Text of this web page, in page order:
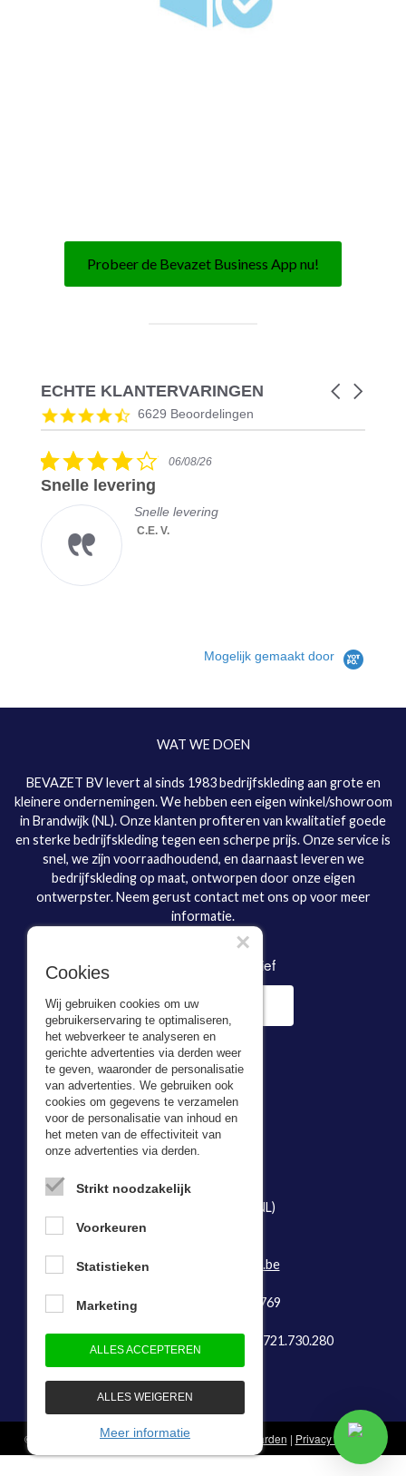
Probeer de Bevazet Business App nu!
ECHTE KLANTERVARINGEN
Reviews
carousel
Carousel
4.5
star
6629 Beoordelingen
4.006/08/26
Snelle levering
Snelle levering
C.E. V.
Mogelijk gemaakt door
WAT WE DOEN
BEVAZET BV levert al sinds 1983 bedrijfskleding aan grote en
kleinere ondernemingen. We hebben een eigen winkel/showroom
in Brandwijk (NL). Onze klanten profiteren van kwalitatief goede
en sterke bedrijfskleding tegen een scherpe prijs. Onze service is
snel, we zijn voorraadhoudend, en daarnaast leveren we
bedrijfskleding op maat, ontworpen door onze eigen
ontwerpster. Neem gerust contact met ons op voor meer
informatie.
Inschrijven nieuwsbrief
Adresgegevens
Kerkweg 5,
2974 LH Brandwijk (NL)
E-mail: info@bevazet.be
KvK-nummer: 23048769
Btw-identificatienummer: BE 0721.730.280
© 1983 - 2026 - Bevazet B.V.Algemene voorwaarden | Privacy statement
Cookies
Wij gebruiken cookies om uw
gebruikerservaring te optimaliseren,
het webverkeer te analyseren en
gerichte advertenties via derden weer
te geven, waaronder de personalisatie
van advertenties. We gebruiken ook
cookies om gegevens te verzamelen
voor de personalisatie van inhoud en
het meten van de effectiviteit van
onze advertenties via derden.
Strikt noodzakelijk
Voorkeuren
Statistieken
Marketing
ALLES ACCEPTEREN
ALLES WEIGEREN
Meer informatie
×